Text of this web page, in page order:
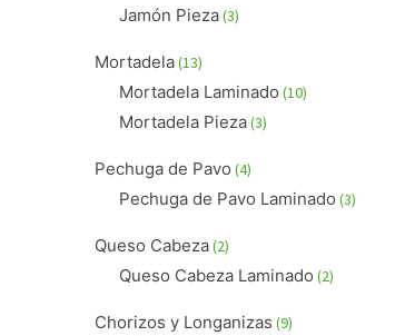
Jamón Pieza 33
Mortadela 1313
productos
Mortadela Laminado 1010
Mortadela Pieza 33
Pechuga de Pavo 44
productos
Pechuga de Pavo Laminado 33
Queso Cabeza 22
productos
Queso Cabeza Laminado 22
Chorizos y Longanizas 99